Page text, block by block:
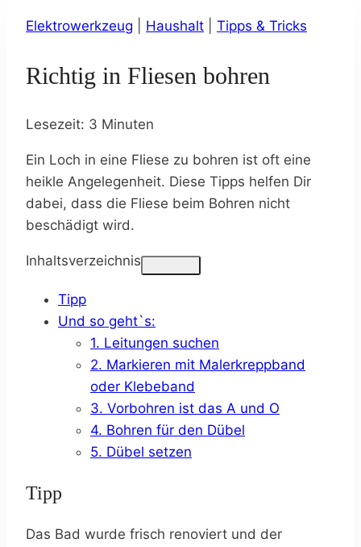
Elektrowerkzeug Haushalt Tipps & Tricks
Richtig in Fliesen bohren
Lesezeit: 3 Minuten
Ein Loch in eine Fliese zu bohren ist oft eine
heikle Angelegenheit. Diese Tipps helfen Dir
dabei, dass die Fliese beim Bohren nicht
beschädigt wird.
Inhaltsverzeichnis
Tipp
Und so geht`s:
1. Leitungen suchen
2. Markieren mit Malerkreppband
oder Klebeband
3. Vorbohren ist das A und O
4. Bohren für den Dübel
5. Dübel setzen
Tipp
Das Bad wurde frisch renoviert und der